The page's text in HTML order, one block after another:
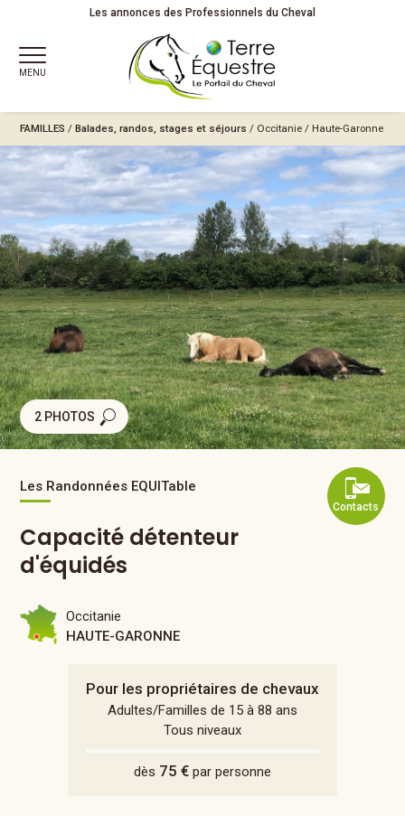
Les annonces des Professionnels du Cheval
MENU
FAMILLES /Balades, randos, stages et séjours / Occitanie / Haute-Garonne
2 PHOTOS
Contacts
Les Randonnées EQUITable
Capacité détenteur
d'équidés
Pour les propriétaires de chevaux
Adultes/Familles de 15 à 88 ans
Tous niveaux
dès 75 €par personne
Occitanie
HAUTE-GARONNE